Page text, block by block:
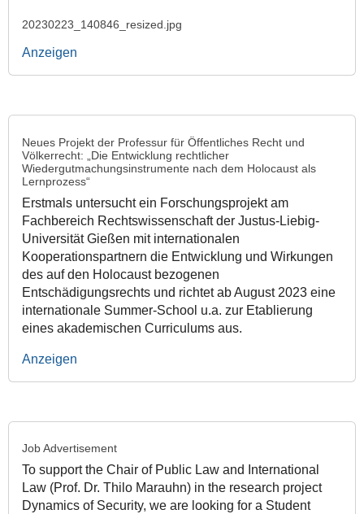
20230223_140846_resized.jpg
Anzeigen
Neues Projekt der Professur für Öffentliches Recht und
Völkerrecht: „Die Entwicklung rechtlicher
Wiedergutmachungsinstrumente nach dem Holocaust als
Lernprozess“
Erstmals untersucht ein Forschungsprojekt am
Fachbereich Rechtswissenschaft der Justus-Liebig-
Universität Gießen mit internationalen
Kooperationspartnern die Entwicklung und Wirkungen
des auf den Holocaust bezogenen
Entschädigungsrechts und richtet ab August 2023 eine
internationale Summer-School u.a. zur Etablierung
eines akademischen Curriculums aus.
Anzeigen
Job Advertisement
To support the Chair of Public Law and International
Law (Prof. Dr. Thilo Marauhn) in the research project
Dynamics of Security, we are looking for a Student